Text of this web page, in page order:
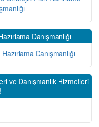
Danışmanlığı
ve Danışmanlık Hizmetleri